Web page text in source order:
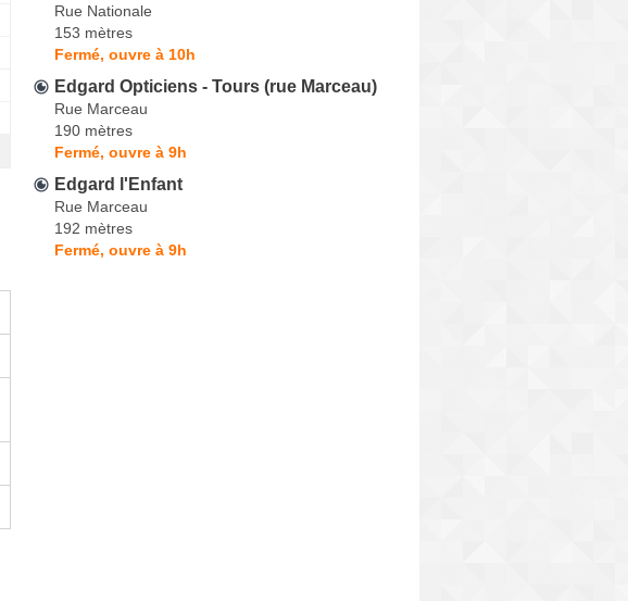
Rue Nationale
153 mètres
Fermé, ouvre à 10h
Edgard Opticiens - Tours (rue Marceau)
Rue Marceau
190 mètres
Fermé, ouvre à 9h
Edgard l'Enfant
Rue Marceau
192 mètres
Fermé, ouvre à 9h